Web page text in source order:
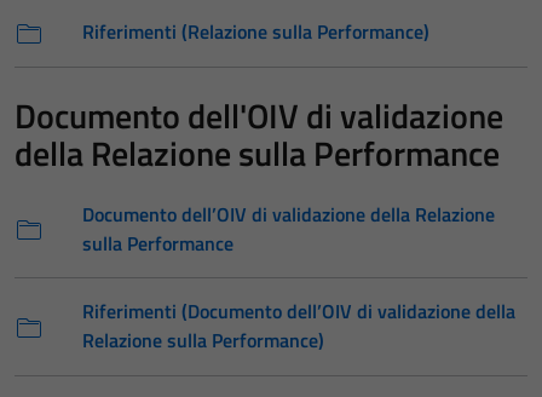
Riferimenti (Relazione sulla Performance)
Documento dell'OIV di validazione
della Relazione sulla Performance
Documento dell’OIV di validazione della Relazione
sulla Performance
Riferimenti (Documento dell’OIV di validazione della
Relazione sulla Performance)